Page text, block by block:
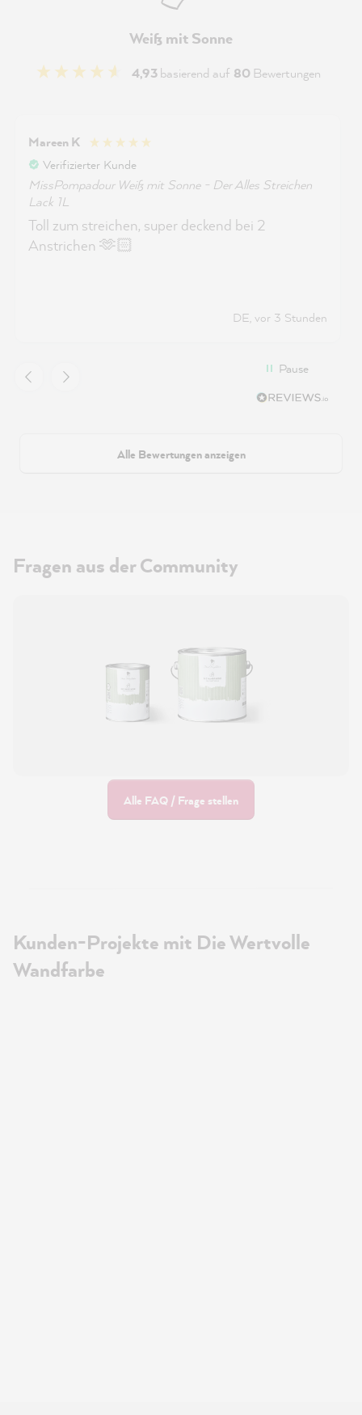
Weiß mit Sonne
4,93basierend auf 80 Bewertungen
Mareen K
Verifizierter Kunde
MissPompadour Weiß mit Sonne - Der Alles Streichen
Lack 1L
Toll zum streichen, super deckend bei 2
Anstrichen 🫶🏻
DE, vor 3 Stunden
Pause
Alle Bewertungen anzeigen
Fragen aus der Community
Alle FAQ / Frage stellen
Kunden-Projekte mit Die Wertvolle
Wandfarbe